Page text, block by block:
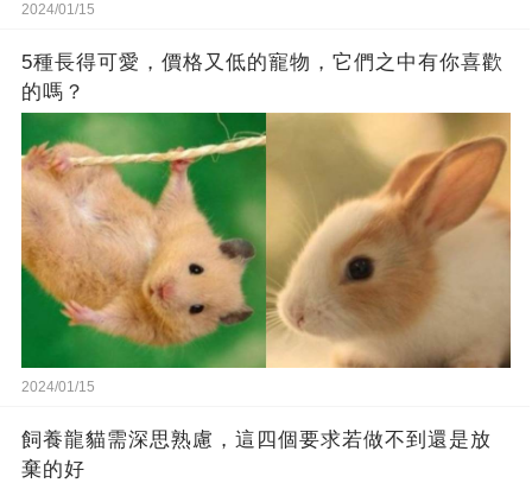
2024/01/15
5種長得可愛，價格又低的寵物，它們之中有你喜歡
的嗎？
2024/01/15
飼養龍貓需深思熟慮，這四個要求若做不到還是放
棄的好